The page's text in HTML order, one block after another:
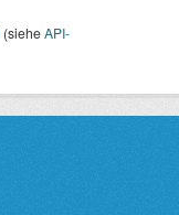
(sieheAPI-